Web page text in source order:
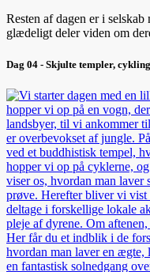
Resten af dagen er i
glædeligt deler viden om
Dag 04 - Skjulte templer,